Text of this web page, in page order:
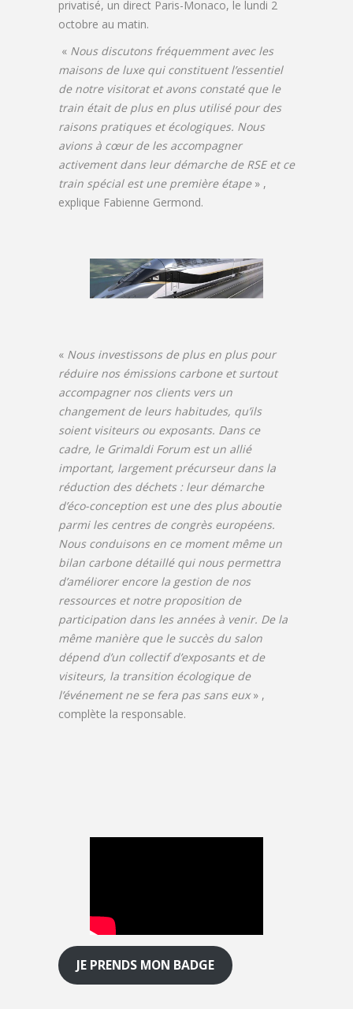
privatisé, un direct Paris-Monaco, le lundi 2
octobre au matin.
« Nous discutons fréquemment avec les
maisons de luxe qui constituent l’essentiel
de notre visitorat et avons constaté que le
train était de plus en plus utilisé pour des
raisons pratiques et écologiques. Nous
avions à cœur de les accompagner
activement dans leur démarche de RSE et ce
train spécial est une première étape » ,
explique Fabienne Germond.
« Nous investissons de plus en plus pour
réduire nos émissions carbone et surtout
accompagner nos clients vers un
changement de leurs habitudes, qu’ils
soient visiteurs ou exposants. Dans ce
cadre, le Grimaldi Forum est un allié
important, largement précurseur dans la
réduction des déchets : leur démarche
d’éco-conception est une des plus aboutie
parmi les centres de congrès européens.
Nous conduisons en ce moment même un
bilan carbone détaillé qui nous permettra
d’améliorer encore la gestion de nos
ressources et notre proposition de
participation dans les années à venir. De la
même manière que le succès du salon
dépend d’un collectif d’exposants et de
visiteurs, la transition écologique de
l’événement ne se fera pas sans eux» ,
complète la responsable.
JE PRENDS MON BADGE